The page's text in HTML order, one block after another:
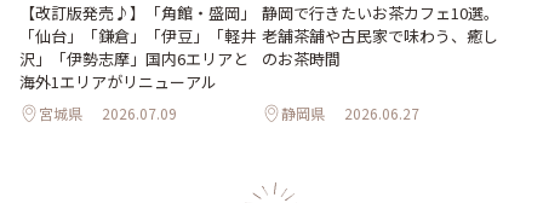
【改訂版発売♪】「角館・盛岡」
「仙台」「鎌倉」「伊豆」「軽井
沢」「伊勢志摩」国内6エリアと
海外1エリアがリニューアル
宮城県 2026.07.09
静岡で行きたいお茶カフェ10選。
老舗茶舗や古民家で味わう、癒し
のお茶時間
静岡県 2026.06.27